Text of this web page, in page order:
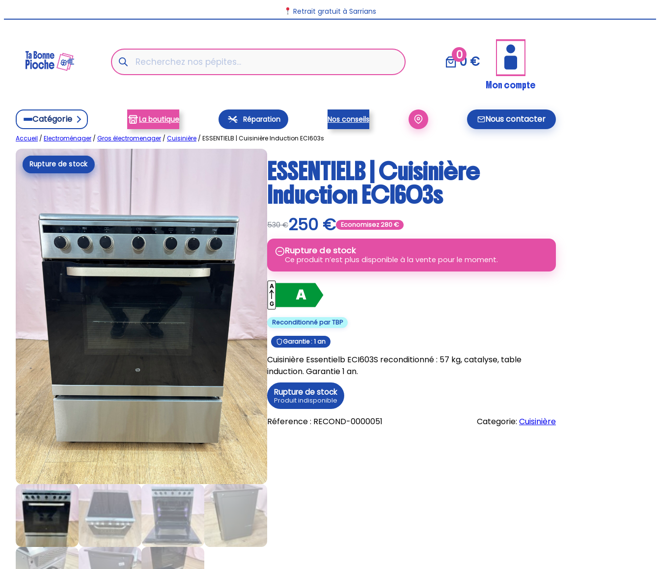
au
Retrait gratuit à Sarrians
Recherche
de
produits
00 €
Mon compte
Catégorie La boutique Réparation Nous contacter
Nos conseils
Accueil / Electroménager / Gros électromenager / Cuisinière / ESSENTIELB | Cuisinière Induction ECI603s
ESSENTIELB | Cuisinière
Induction ECI603s
530€250 € Economisez280€
Rupture de stock
Ce produit n’est plus disponible à la vente pour le moment.
Reconditionné par TBP
Garantie : 1 an
Cuisinière Essentielb ECI603S reconditionné : 57 kg, catalyse, table
induction. Garantie 1 an.
Rupture de stock
Produit indisponible
Réference : RECOND-0000051 Categorie: Cuisinière